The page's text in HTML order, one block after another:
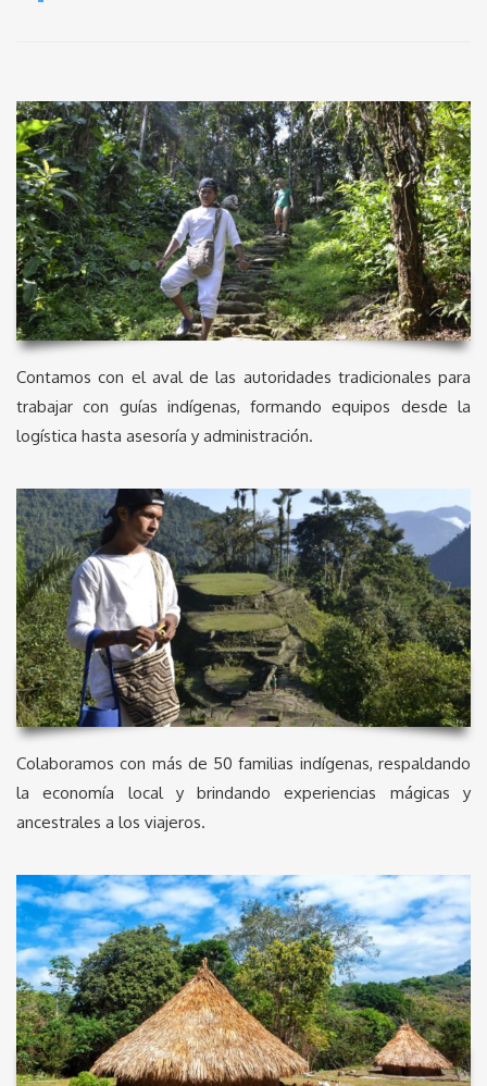
Contamos con el aval de las autoridades tradicionales para
trabajar con guías indígenas, formando equipos desde la
logística hasta asesoría y administración.
Colaboramos con más de 50 familias indígenas, respaldando
la economía local y brindando experiencias mágicas y
ancestrales a los viajeros.